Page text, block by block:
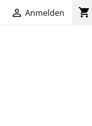
 Anmelden shopping_cart